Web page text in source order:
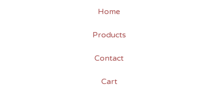
Home
Products
Contact
Cart